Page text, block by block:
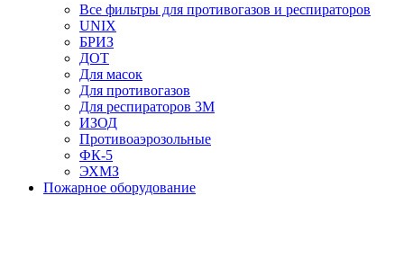
Все фильтры для противогазов и респираторов
UNIX
БРИЗ
ДОТ
Для масок
Для противогазов
Для респираторов 3М
ИЗОД
Противоаэрозольные
ФК-5
ЭХМЗ
Пожарное оборудование